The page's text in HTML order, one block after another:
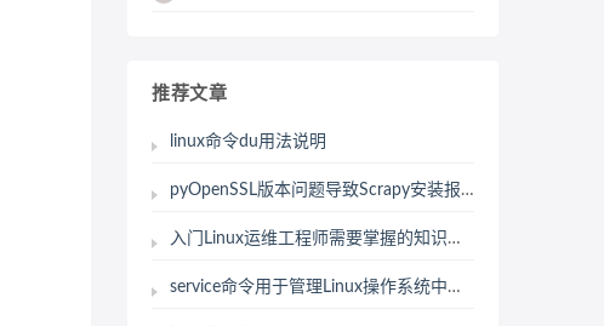
推荐文章
linux命令du用法说明
pyOpenSSL版本问题导致Scrapy安装报错，打补丁
入门Linux运维工程师需要掌握的知识点和工具以及技能
service命令用于管理Linux操作系统中服务